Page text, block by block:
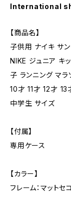
International
【商品名】
子供用 ナイキ サ
NIKE ジュニア キ
子 ランニング マ
10才 11才 12才
中学生 サイズ
【付属】
専用ケース
【カラー】
フレーム：マットセ